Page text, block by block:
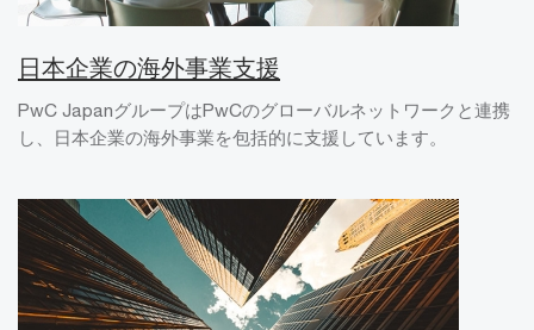
日本企業の海外事業支援
PwC JapanグループはPwCのグローバルネットワークと連携
し、日本企業の海外事業を包括的に支援しています。